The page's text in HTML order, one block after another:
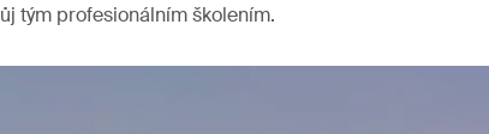
tým profesionálním školením.